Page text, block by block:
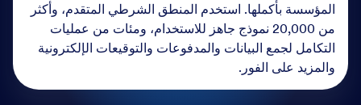
المؤسسة بأكملها. استخدم المنطق الشرطي المتقدم، وأكثر
من 20,000 نموذج جاهز للاستخدام، ومئات من عمليات
التكامل لجمع البيانات والمدفوعات والتوقيعات الإلكترونية
والمزيد على الفور.